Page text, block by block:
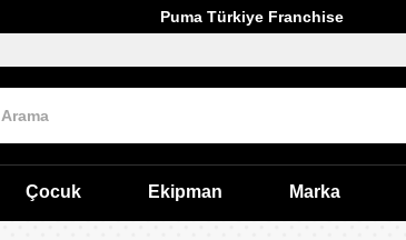
Puma Türkiye Franchise
Çocuk Ekipman Marka